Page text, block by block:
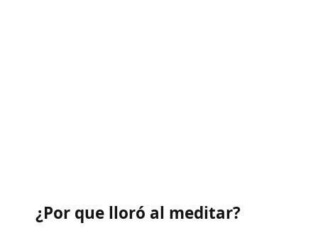
¿Por que lloró al meditar?